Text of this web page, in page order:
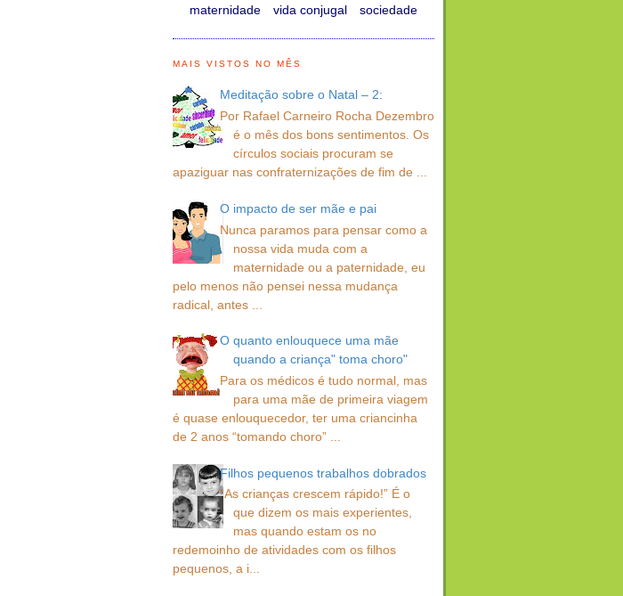
maternidade
vida conjugal sociedade
MAIS VISTOS NO MÊS
Meditação sobre o Natal – 2:
Por Rafael Carneiro Rocha Dezembro
é o mês dos bons sentimentos. Os
círculos sociais procuram se
apaziguar nas confraternizações de fim de ...
O impacto de ser mãe e pai
Nunca paramos para pensar como a
nossa vida muda com a
maternidade ou a paternidade, eu
pelo menos não pensei nessa mudança
radical, antes ...
O quanto enlouquece uma mãe
quando a criança" toma choro"
Para os médicos é tudo normal, mas
para uma mãe de primeira viagem
é quase enlouquecedor, ter uma criancinha
de 2 anos “tomando choro” ...
Filhos pequenos trabalhos dobrados
“As crianças crescem rápido!” É o
que dizem os mais experientes,
mas quando estam os no
redemoinho de atividades com os filhos
pequenos, a i...